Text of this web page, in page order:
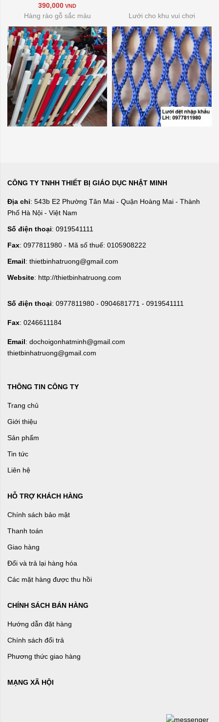
390,000 VND
Hàng rào gỗ sắc màu Lưới cho khu vui chơi
CÔNG TY TNHH THIẾT BỊ GIÁO DỤC NHẬT MINH
Địa chỉ: 543b E2 Phường Tân Mai - Quận Hoàng Mai - Thành
Phố Hà Nội - Việt Nam
Số điện thoại: 0919541111
Fax: 0977811980 - Mã số thuế: 0105908222
Email: thietbinhatruong@gmail.com
Website: http://thietbinhatruong.com
Số điện thoại: 0977811980 - 0904681771 - 0919541111
Fax: 0246611184
Email: dochoigonhatminh@gmail.com
thietbinhatruong@gmail.com
THÔNG TIN CÔNG TY
Trang chủ
Giới thiệu
Sản phẩm
Tin tức
Liên hệ
HỖ TRỢ KHÁCH HÀNG
Chính sách bảo mật
Thanh toán
Giao hàng
Đổi và trả lại hàng hóa
Các mặt hàng được thu hồi
CHÍNH SÁCH BÁN HÀNG
Hướng dẫn đặt hàng
Chính sách đổi trả
Phương thức giao hàng
MẠNG XÃ HỘI